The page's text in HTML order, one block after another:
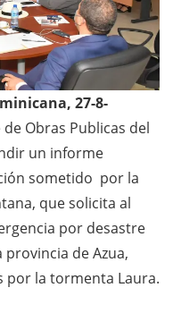
27-8-
Obras Publicas del
un informe
sometido por la
que solicita al
por desastre
de Azua,
por la tormenta Laura.